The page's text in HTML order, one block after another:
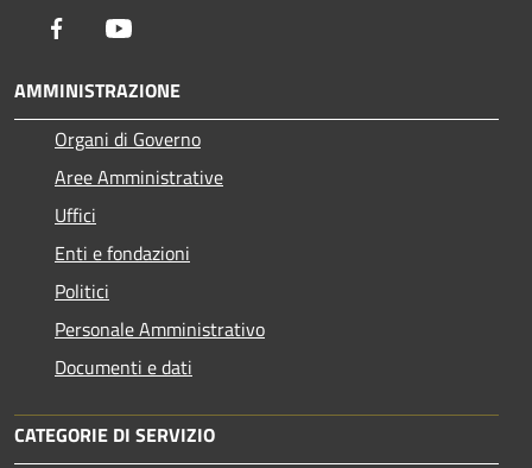
Facebook
AMMINISTRAZIONE
Organi di Governo
Aree Amministrative
Uffici
Enti e fondazioni
Politici
Personale Amministrativo
Documenti e dati
CATEGORIE DI SERVIZIO